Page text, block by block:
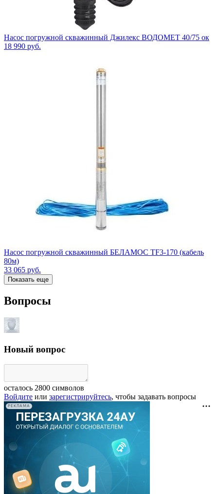
Насос погружной скважинный Джилекс ВОДОМЕТ 40/75 ок
18 990 руб.
Насос погружной скважинный БЕЛАМОС TF3-170 (кабель
80м)
33 065 руб.
Показать еще
Вопросы
Новый вопрос
осталось 2800 символов
Войдите или зарегистрируйтесь, чтобы задавать вопросы
РЕКЛАМА